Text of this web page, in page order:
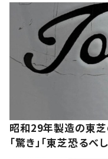
昭和29年製造の東
「驚き」「東芝恐るべし